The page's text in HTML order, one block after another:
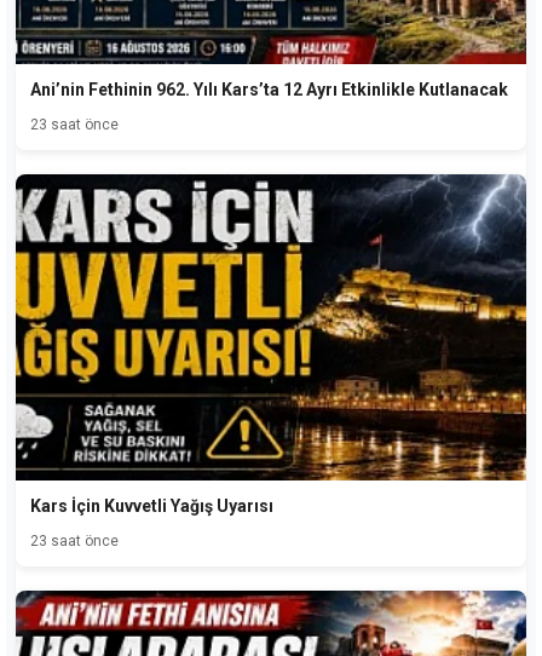
Ani’nin Fethinin 962. Yılı Kars’ta 12 Ayrı Etkinlikle Kutlanacak
23 saat önce
Kars İçin Kuvvetli Yağış Uyarısı
23 saat önce